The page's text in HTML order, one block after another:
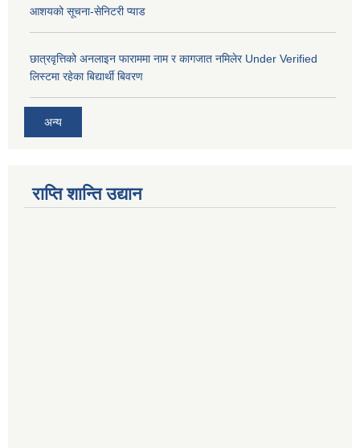
आशयको सूचना-सेनिटरी प्याड
छात्रवृत्तिको अनलाइन फाराममा नाम र कागजात नमिलेर Under Verified
लिस्टमा रहेका बिद्यार्थी बिवरण
अन्य
राप्ति शान्ति उद्यान